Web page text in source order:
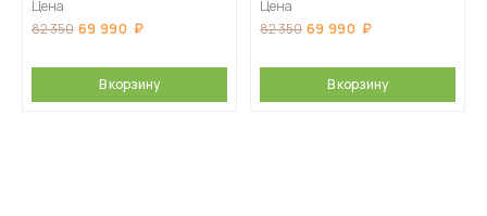
Цена
82 350 69 990
В корзину
Цена
82 350 69 990
В корзину